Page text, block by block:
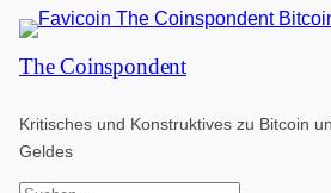
Zum
Inhalt
The Coinspondent
Kritisches und Konstruktives zu Bitcoin
Geldes